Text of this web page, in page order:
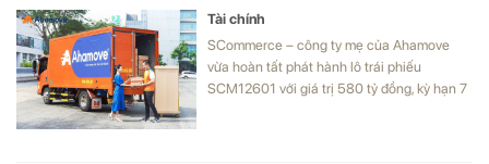
Tài chính
SCommerce – công ty mẹ của Ahamove
vừa hoàn tất phát hành lô trái phiếu
SCM12601 với giá trị 580 tỷ đồng, kỳ hạn 7